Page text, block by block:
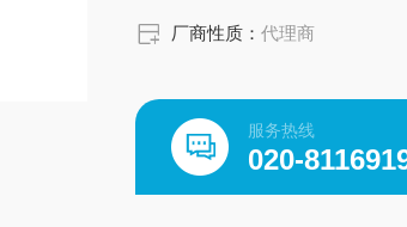
厂商性质：代理商
服务热线
020-